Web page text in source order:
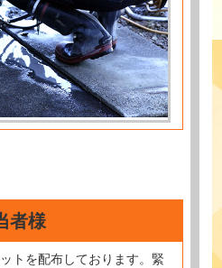
者様
トを配布しております。緊